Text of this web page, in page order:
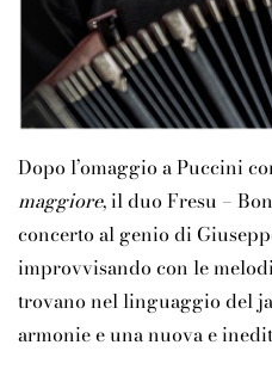
Dopo l’omaggio a Puccini
maggiore, il duo Fresu –
concerto al genio di
improvvisando con le
trovano nel linguaggio del
armonie e una nuova e